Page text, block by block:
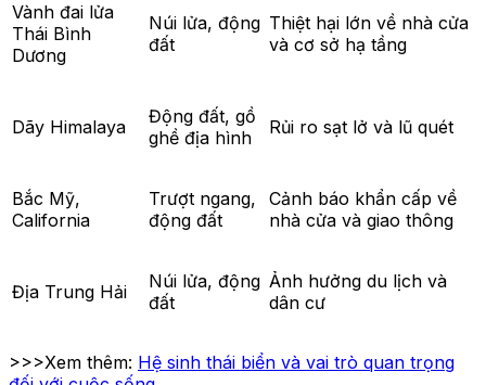
Vành đai lửa
Thái Bình
Dương
Núi lửa, động
đất
Thiệt hại lớn về nhà cửa
và cơ sở hạ tầng
Dãy Himalaya
Động đất, gồ
ghề địa hình
Rủi ro sạt lở và lũ quét
Bắc Mỹ,
California
Trượt ngang,
động đất
Cảnh báo khẩn cấp về
nhà cửa và giao thông
Địa Trung Hải
Núi lửa, động
đất
Ảnh hưởng du lịch và
dân cư
>>>Xem thêm: Hệ sinh thái biển và vai trò quan trọng